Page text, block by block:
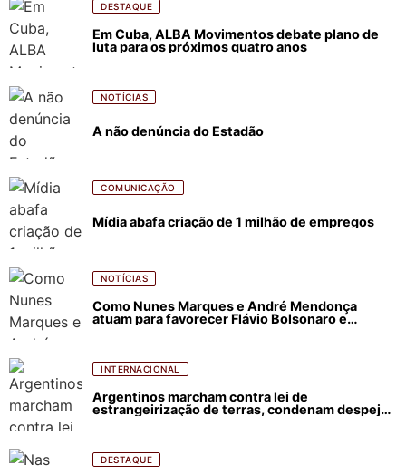
DESTAQUE
Em Cuba, ALBA Movimentos debate plano de
luta para os próximos quatro anos
NOTÍCIAS
A não denúncia do Estadão
COMUNICAÇÃO
Mídia abafa criação de 1 milhão de empregos
NOTÍCIAS
Como Nunes Marques e André Mendonça
atuam para favorecer Flávio Bolsonaro e
INTERNACIONAL
Argentinos marcham contra lei de
estrangeirização de terras, condenam despejos
DESTAQUE